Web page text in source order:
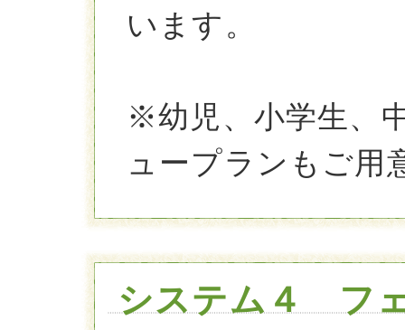
います。
※幼児、小学生、
ュープランもご用
システム４ フ